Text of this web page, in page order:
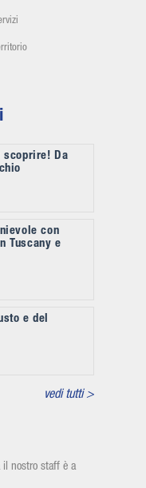
scoprire! Da
con
Tuscany e
e del
vedi tutti >
il nostro staff è a